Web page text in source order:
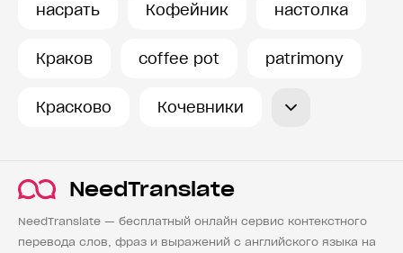
насрать Кофейник настолка
Краков coffee pot patrimony
Красково Кочевники
NeedTranslate
NeedTranslate — бесплатный онлайн сервис контекстного
перевода слов, фраз и выражений с английского языка на